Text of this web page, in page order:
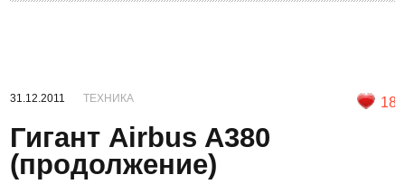
31.12.2011 ТЕХНИКА 18
Гигант Airbus A380
(продолжение)